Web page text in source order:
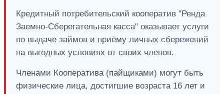
Кредитный потребительский кооператив "Ренда
Заемно-Сберегательная касса" оказывает услуги
по выдаче займов и приёму личных сбережений
на выгодных условиях от своих членов.
Членами Кооператива (пайщиками) могут быть
физические лица, достигшие возраста 16 лет и